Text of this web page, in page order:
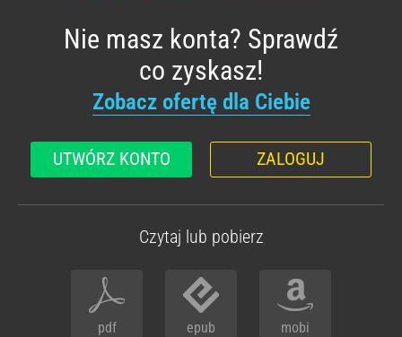
Nie masz konta? Sprawdź
co zyskasz!
Zobacz ofertę dla Ciebie
UTWÓRZ KONTO ZALOGUJ
Czytaj lub pobierz
pdf epub mobi